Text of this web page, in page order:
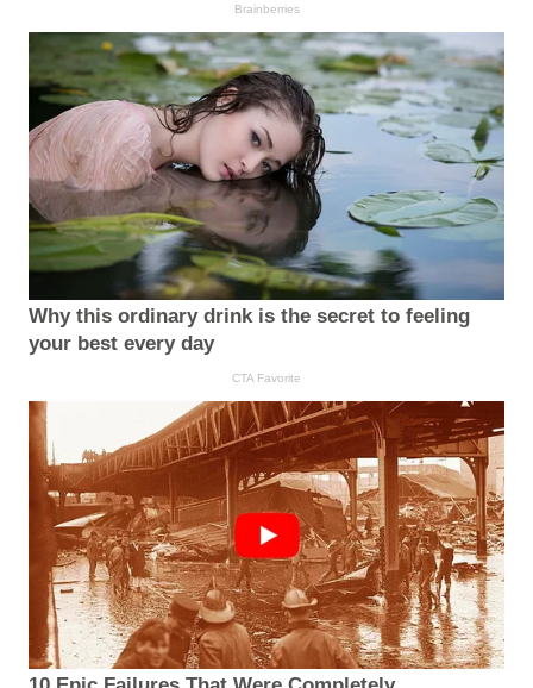
Brainberries
Why this ordinary drink is the secret to feeling
your best every day
CTA Favorite